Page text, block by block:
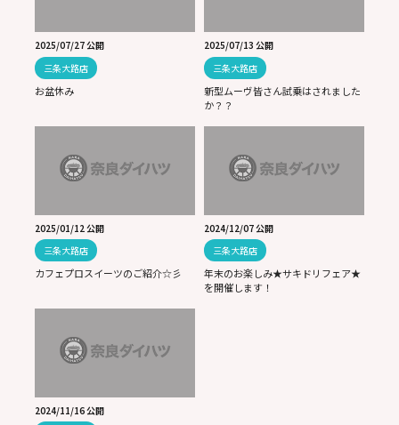
2025/07/27 公開
三条大路店
お盆休み
2025/07/13 公開
三条大路店
新型ムーヴ皆さん試乗はされました
か？？
2025/01/12 公開
三条大路店
カフェプロスイーツのご紹介☆彡
2024/12/07 公開
三条大路店
年末のお楽しみ★サキドリフェア★
を開催します！
2024/11/16 公開